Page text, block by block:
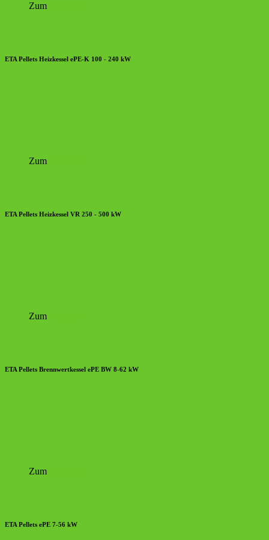
Zum
ETA Pellets Heizkessel ePE-K 100 - 240 kW
Zum
ETA Pellets Heizkessel VR 250 - 500 kW
Zum
ETA Pellets Brennwertkessel ePE BW 8-62 kW
Zum
ETA Pellets ePE 7-56 kW